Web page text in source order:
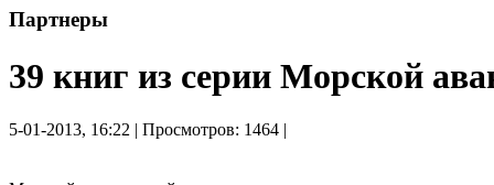
Партнеры
39 книг из серии Морской
5-01-2013, 16:22 | Просмотров: 1464 |